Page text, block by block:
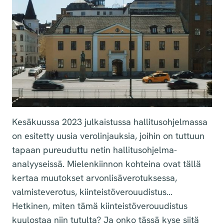
Kesäkuussa 2023 julkaistussa hallitusohjelmassa
on esitetty uusia verolinjauksia, joihin on tuttuun
tapaan pureuduttu netin hallitusohjelma-
analyyseissä. Mielenkiinnon kohteina ovat tällä
kertaa muutokset arvonlisäverotuksessa,
valmiste­­verotus, kiinteistöverouudistus…
Hetkinen, miten tämä kiinteistövero­uudistus
kuulostaa niin tutulta? Ja onko tässä kyse siitä